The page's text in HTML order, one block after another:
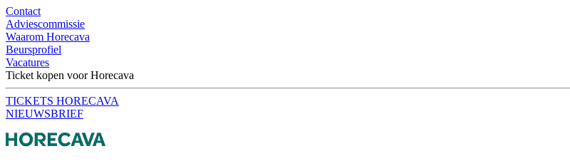
Contact
Adviescommissie
Waarom Horecava
Beursprofiel
Vacatures
Ticket kopen voor Horecava
TICKETS HORECAVA
NIEUWSBRIEF